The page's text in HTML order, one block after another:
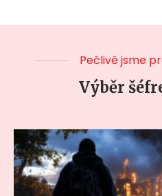
Pečlivě jsme
Výběr